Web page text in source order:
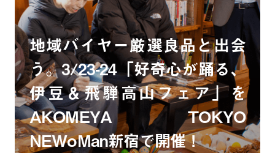
地域バイヤー厳選良品と出会
う。3/23-24「好奇心が踊る、
伊豆＆飛騨高山フェア」を
AKOMEYA TOKYO
NEWoMan新宿で開催！